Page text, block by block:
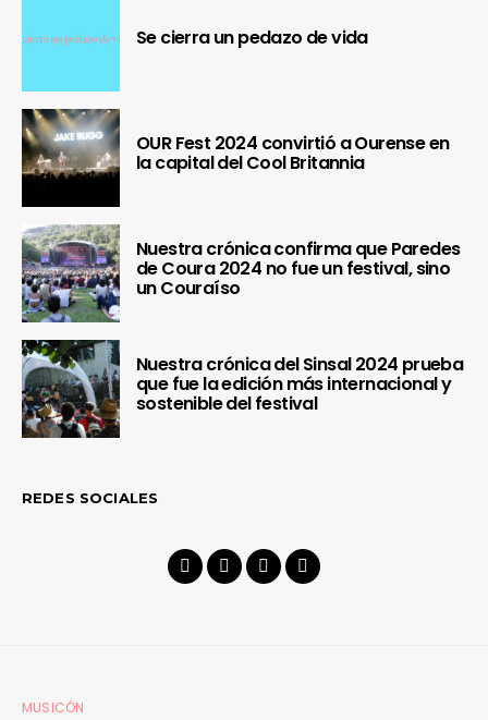
Se cierra un pedazo de vida
OUR Fest 2024 convirtió a Ourense en
la capital del Cool Britannia
Nuestra crónica confirma que Paredes
de Coura 2024 no fue un festival, sino
un Couraíso
Nuestra crónica del Sinsal 2024 prueba
que fue la edición más internacional y
sostenible del festival
REDES SOCIALES
MUSICÓN